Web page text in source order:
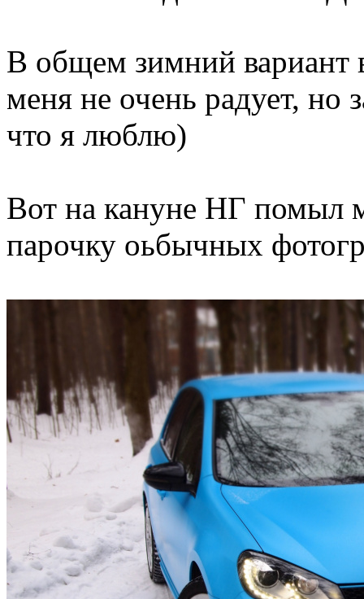
В общем зимний вариант
меня не очень радует, но
что я люблю)
Вот на кануне НГ помыл
парочку оьбычных